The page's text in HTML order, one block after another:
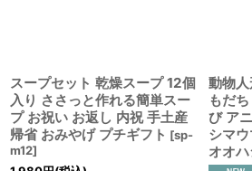
スープセット 乾燥スープ 12個
入り ささっと作れる簡単スー
プ お祝い お返し 内祝 手土産
帰省 おみやげ プチギフト [sp-
m12]
動物
もだ
び ア
シマ
オオ